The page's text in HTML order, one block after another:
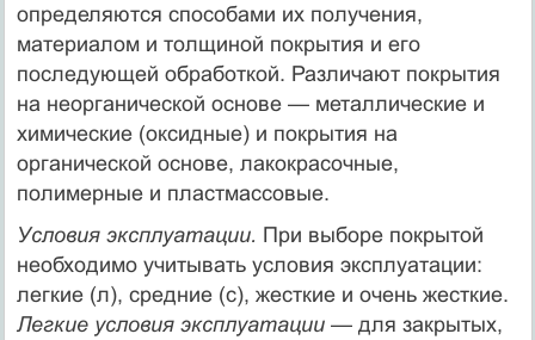
определяются способами их получения,
материалом и толщиной покрытия и его
последующей обработкой. Различают покрытия
на неорганической основе — металлические и
химические (оксидные) и покрытия на
органической основе, лакокрасочные,
полимерные и пластмассовые.
Условия эксплуатации. При выборе покрытой
необходимо учитывать условия эксплуатации:
легкие (л), средние (с), жесткие и очень жесткие.
Легкие условия эксплуатации — для закрытых,